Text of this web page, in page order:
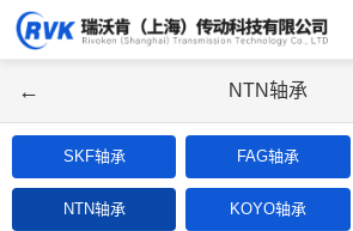
← NTN轴承
SKF轴承 FAG轴承
NTN轴承 KOYO轴承